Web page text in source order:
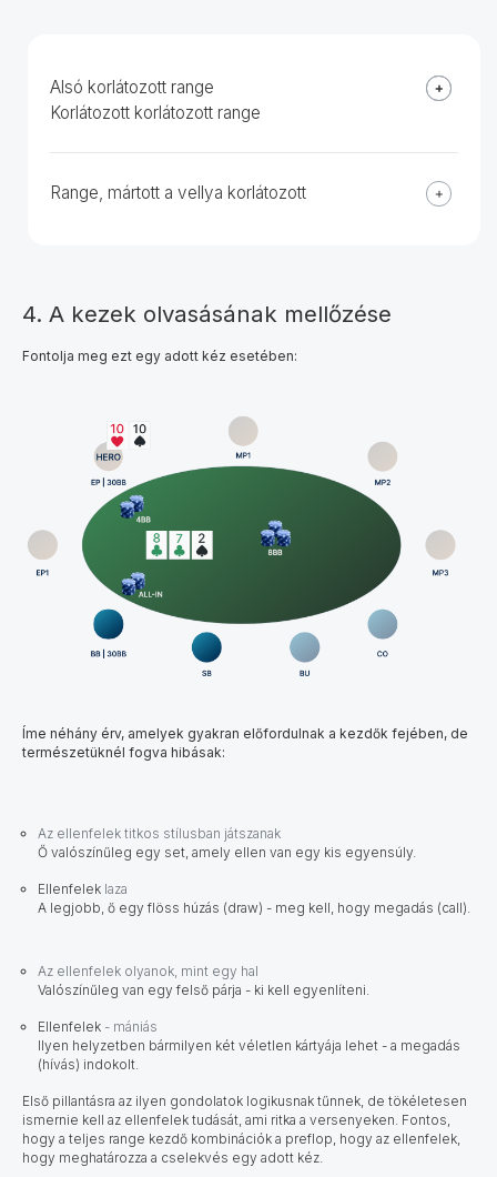
Alsó korlátozott range
Korlátozott korlátozott range
Range, mártott a vellya korlátozott
4. A kezek olvasásának mellőzése
Fontolja meg ezt egy adott kéz esetében:
Íme néhány érv, amelyek gyakran előfordulnak a kezdők fejében, de
természetüknél fogva hibásak:
Az ellenfelek titkos stílusban játszanak
Ő valószínűleg egy set, amely ellen van egy kis egyensúly.
Ellenfelek laza
A legjobb, ő egy flöss húzás (draw) - meg kell, hogy megadás (call).
Az ellenfelek olyanok, mint egy hal
Valószínűleg van egy felső párja - ki kell egyenlíteni.
Ellenfelek - mániás
Ilyen helyzetben bármilyen két véletlen kártyája lehet - a megadás
(hívás) indokolt.
​​Első pillantásra az ilyen gondolatok logikusnak tűnnek, de tökéletesen
ismernie kell az ellenfelek tudását, ami ritka a versenyeken. Fontos,
hogy a teljes range kezdő kombinációk a preflop, hogy az ellenfelek,
hogy meghatározza a cselekvés egy adott kéz.